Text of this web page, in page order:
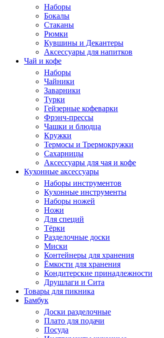
Наборы
Бокалы
Стаканы
Рюмки
Кувшины и Декантеры
Аксессуары для напитков
Чай и кофе
Наборы
Чайники
Заварники
Турки
Гейзерные кофеварки
Фрэнч-прессы
Чашки и блюдца
Кружки
Термосы и Трермокружки
Сахарницы
Аксессуары для чая и кофе
Кухонные аксессуары
Наборы инструментов
Кухонные инструменты
Наборы ножей
Ножи
Для специй
Тёрки
Разделочные доски
Миски
Контейнеры для хранения
Ёмкости для хранения
Кондитерские принадлежности
Друшлаги и Сита
Товары для пикника
Бамбук
Доски разделочные
Плато для подачи
Посуда